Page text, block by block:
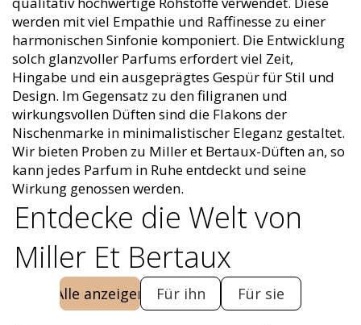
werden mit viel Empathie und Raffinesse zu einer
harmonischen Sinfonie komponiert. Die Entwicklung
solch glanzvoller Parfums erfordert viel Zeit,
Hingabe und ein ausgeprägtes Gespür für Stil und
Design. Im Gegensatz zu den filigranen und
wirkungsvollen Düften sind die Flakons der
Nischenmarke in minimalistischer Eleganz gestaltet.
Wir bieten Proben zu Miller et Bertaux-Düften an, so
kann jedes Parfum in Ruhe entdeckt und seine
Wirkung genossen werden.
Entdecke die Welt von
Miller Et Bertaux
Alle anzeigen Für ihn Für sie